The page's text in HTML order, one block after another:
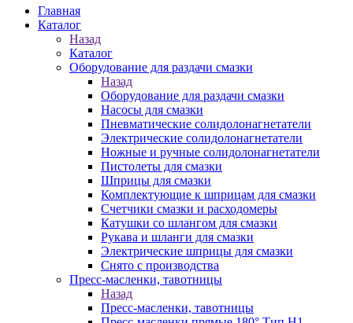
Главная
Каталог
Назад
Каталог
Оборудование для раздачи смазки
Назад
Оборудование для раздачи смазки
Насосы для смазки
Пневматические солидолонагнетатели
Электрические солидолонагнетатели
Ножные и ручные солидолонагнетатели
Пистолеты для смазки
Шприцы для смазки
Комплектующие к шприцам для смазки
Счетчики смазки и расходомеры
Катушки со шлангом для смазки
Рукава и шланги для смазки
Электрические шприцы для смазки
Снято с производства
Пресс-масленки, тавотницы
Назад
Пресс-масленки, тавотницы